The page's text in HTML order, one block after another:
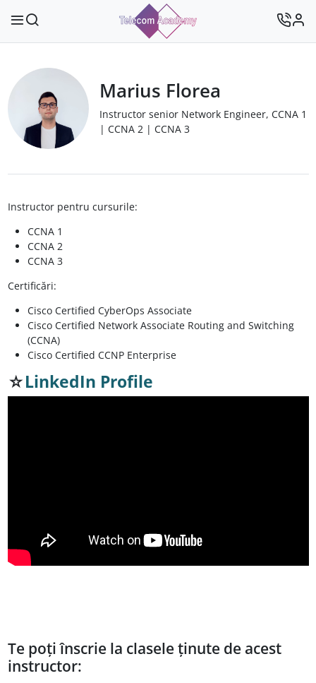
Marius Florea
Instructor senior Network Engineer, CCNA 1
| CCNA 2 | CCNA 3
Instructor pentru cursurile:
CCNA 1
CCNA 2
CCNA 3
Certificări:
Cisco Certified CyberOps Associate
Cisco Certified Network Associate Routing and Switching
(CCNA)
Cisco Certified CCNP Enterprise
☆LinkedIn Profile
Te poți înscrie la clasele ținute de acest
instructor: